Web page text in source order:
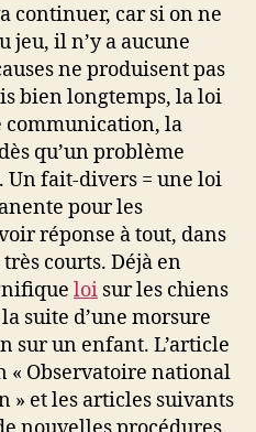
continuer, car si on ne
jeu, il n’y a aucune
ne produisent pas
bien longtemps, la loi
communication, la
qu’un problème
Un fait-divers = une loi
pour les
réponse à tout, dans
courts. Déjà en
loi sur les chiens
suite d’une morsure
sur un enfant. L’article
« Observatoire national
» et les articles suivants